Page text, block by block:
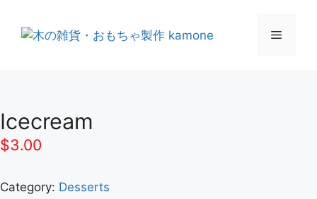
Icecream
$3.00
Category: Desserts